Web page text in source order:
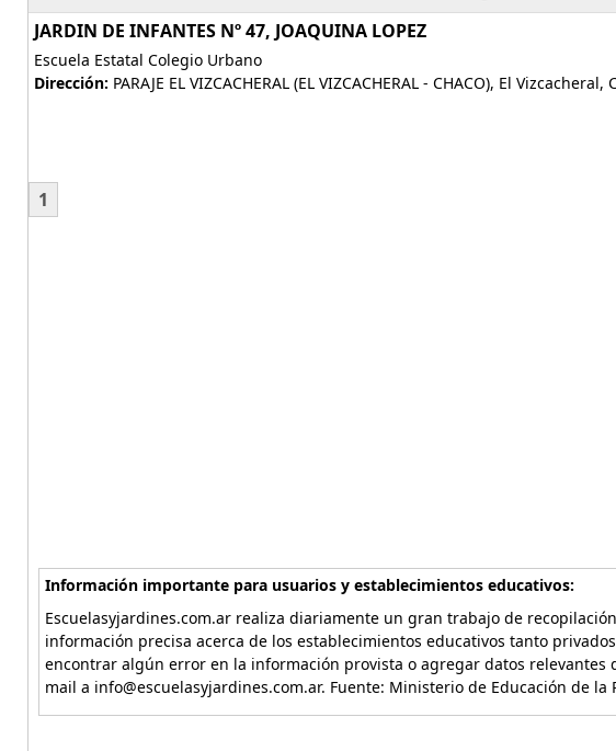
JARDIN DE INFANTES Nº 47, JOAQUINA LOPEZ
Escuela Estatal Colegio Urbano
Dirección: PARAJE EL VIZCACHERAL (EL VIZCACHERAL - CHACO), El
1
Información importante para usuarios y establecimientos educativos:
Escuelasyjardines.com.ar realiza diariamente un gran trabajo de
información precisa acerca de los establecimientos educativos tanto
encontrar algún error en la información provista o agregar datos
mail a info@escuelasyjardines.com.ar. Fuente: Ministerio de Educación de la